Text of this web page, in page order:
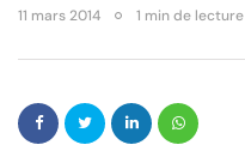
11 mars 2014 1 min de lecture